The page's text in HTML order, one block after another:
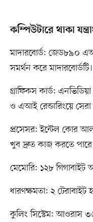
কম্পিউটারে থাকা
মাদারবোর্ড: জেড৮৯০
সমর্থন করে মাদারবোর্ডটি।
গ্রাফিকস কার্ড:
ও এআই রেন্ডারিংয়ে
প্রসেসর: ইন্টেল কোর
খুব দ্রুত কাজ করতে
মেমোরি: ১২৮ গিগাবাইট
ধারণক্ষমতা: ২
কুলিং সিস্টেম: আওরাস